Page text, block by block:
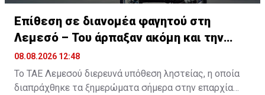
Επίθεση σε διανομέα φαγητού στη
Λεμεσό – Του άρπαξαν ακόμη και την
παραγγελία
08.08.2026 12:48
Το ΤΑΕ Λεμεσού διερευνά υπόθεση ληστείας, η οποία
διαπράχθηκε τα ξημερώματα σήμερα στην επαρχία